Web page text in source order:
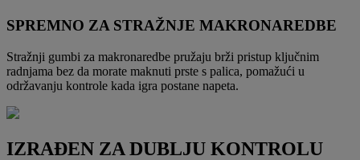
SPREMNO ZA STRAŽNJE MAKRONAREDBE
Stražnji gumbi za makronaredbe pružaju brži pristup ključnim
radnjama bez da morate maknuti prste s palica, pomažući u
održavanju kontrole kada igra postane napeta.
IZRAĐEN ZA DUBLJU KONTROLU